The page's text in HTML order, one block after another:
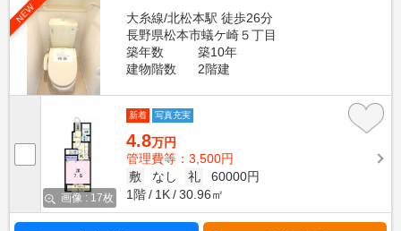
NEW
大糸線/北松本駅 徒歩26分
長野県松本市蟻ケ崎５丁目
築年数
築10年
建物階数
2階建
画像 : 17枚
新着 写真充実
4.8万円
管理費等：3,500円
敷
なし 礼
60000円
1階
1K 30.96㎡